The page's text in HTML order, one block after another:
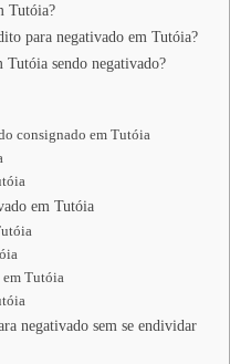
Tutóia?
para negativado em Tutóia?
sendo negativado?
consignado em Tutóia
em Tutóia
em Tutóia
negativado sem se endividar